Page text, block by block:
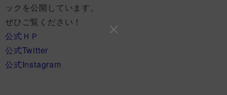
ックを公開しています。
ぜひご覧ください！
公式ＨＰ
公式Twitter
公式Instagram